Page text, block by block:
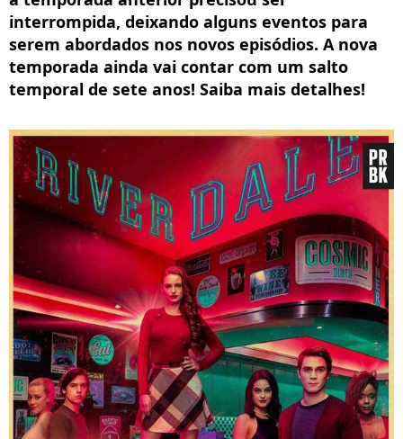
interrompida, deixando alguns eventos para
serem abordados nos novos episódios. A nova
temporada ainda vai contar com um salto
temporal de sete anos! Saiba mais detalhes!